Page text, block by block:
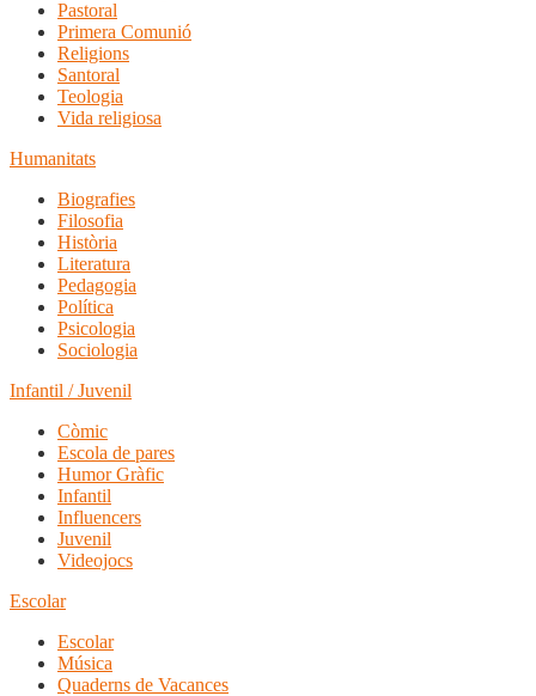
Pastoral
Primera Comunió
Religions
Santoral
Teologia
Vida religiosa
Humanitats
Biografies
Filosofia
Història
Literatura
Pedagogia
Política
Psicologia
Sociologia
Infantil / Juvenil
Còmic
Escola de pares
Humor Gràfic
Infantil
Influencers
Juvenil
Videojocs
Escolar
Escolar
Música
Quaderns de Vacances